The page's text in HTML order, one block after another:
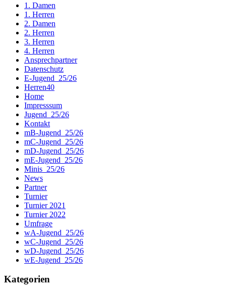
1. Damen
1. Herren
2. Damen
2. Herren
3. Herren
4. Herren
Ansprechpartner
Datenschutz
E-Jugend_25/26
Herren40
Home
Impresssum
Jugend_25/26
Kontakt
mB-Jugend_25/26
mC-Jugend_25/26
mD-Jugend_25/26
mE-Jugend_25/26
Minis_25/26
News
Partner
Turnier
Turnier 2021
Turnier 2022
Umfrage
wA-Jugend_25/26
wC-Jugend_25/26
wD-Jugend_25/26
wE-Jugend_25/26
Kategorien